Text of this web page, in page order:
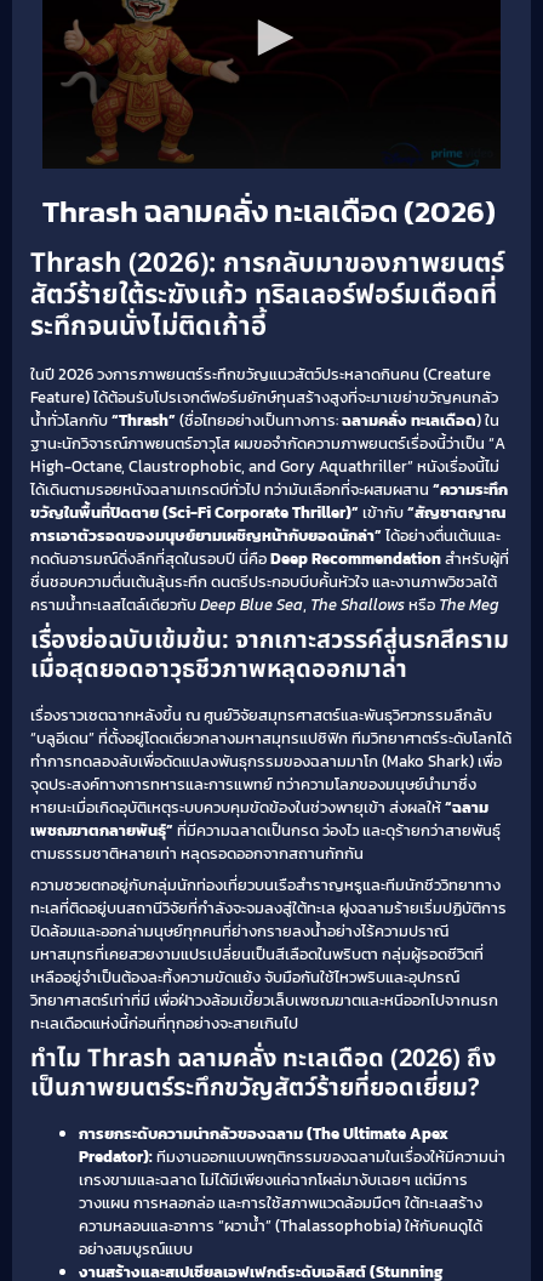
Thrash ฉลามคลั่ง ทะเลเดือด (2026)
Thrash (2026): การกลับมาของภาพยนตร์
สัตว์ร้ายใต้ระฆังแก้ว ทริลเลอร์ฟอร์มเดือดที่
ระทึกจนนั่งไม่ติดเก้าอี้
ในปี 2026 วงการภาพยนตร์ระทึกขวัญแนวสัตว์ประหลาดกินคน (Creature
Feature) ได้ต้อนรับโปรเจกต์ฟอร์มยักษ์ทุนสร้างสูงที่จะมาเขย่าขวัญคนกลัว
น้ำทั่วโลกกับ“Thrash”(ชื่อไทยอย่างเป็นทางการ:ฉลามคลั่ง ทะเลเดือด) ใน
ฐานะนักวิจารณ์ภาพยนตร์อาวุโส ผมขอจำกัดความภาพยนตร์เรื่องนี้ว่าเป็น “A
High-Octane, Claustrophobic, and Gory Aquathriller” หนังเรื่องนี้ไม่
ได้เดินตามรอยหนังฉลามเกรดบีทั่วไป ทว่ามันเลือกที่จะผสมผสาน “ความระทึก
ขวัญในพื้นที่ปิดตาย (Sci-Fi Corporate Thriller)”เข้ากับ“สัญชาตญาณ
การเอาตัวรอดของมนุษย์ยามเผชิญหน้ากับยอดนักล่า”ได้อย่างตื่นเต้นและ
กดดันอารมณ์ดิ่งลึกที่สุดในรอบปี นี่คือDeep Recommendationสำหรับผู้ที่
ชื่นชอบความตื่นเต้นลุ้นระทึก ดนตรีประกอบบีบคั้นหัวใจ และงานภาพวิชวลใต้
ครามน้ำทะเลสไตล์เดียวกับDeep Blue Sea, The Shallowsหรือ The Meg
เรื่องย่อฉบับเข้มข้น: จากเกาะสวรรค์สู่นรกสีคราม
เมื่อสุดยอดอาวุธชีวภาพหลุดออกมาล่า
เรื่องราวเซตฉากหลังขึ้น ณ ศูนย์วิจัยสมุทรศาสตร์และพันธุวิศวกรรมลึกลับ
“บลูอีเดน” ที่ตั้งอยู่โดดเดี่ยวกลางมหาสมุทรแปซิฟิก ทีมวิทยาศาตร์ระดับโลกได้
ทำการทดลองลับเพื่อดัดแปลงพันธุกรรมของฉลามมาโก (Mako Shark) เพื่อ
จุดประสงค์ทางการทหารและการแพทย์ ทว่าความโลภของมนุษย์นำมาซึ่ง
หายนะเมื่อเกิดอุบัติเหตุระบบควบคุมขัดข้องในช่วงพายุเข้า ส่งผลให้“ฉลาม
เพชฌฆาตกลายพันธุ์”ที่มีความฉลาดเป็นกรด ว่องไว และดุร้ายกว่าสายพันธุ์
ตามธรรมชาติหลายเท่า หลุดรอดออกจากสถานกักกัน
ความซวยตกอยู่กับกลุ่มนักท่องเที่ยวบนเรือสำราญหรูและทีมนักชีววิทยาทาง
ทะเลที่ติดอยู่บนสถานีวิจัยที่กำลังจะจมลงสู่ใต้ทะเล ฝูงฉลามร้ายเริ่มปฏิบัติการ
ปิดล้อมและออกล่ามนุษย์ทุกคนที่ย่างกรายลงน้ำอย่างไร้ความปราณี
มหาสมุทรที่เคยสวยงามแปรเปลี่ยนเป็นสีเลือดในพริบตา กลุ่มผู้รอดชีวิตที่
เหลืออยู่จำเป็นต้องละทิ้งความขัดแย้ง จับมือกันใช้ไหวพริบและอุปกรณ์
วิทยาศาสตร์เท่าที่มี เพื่อฝ่าวงล้อมเขี้ยวเล็บเพชฌฆาตและหนีออกไปจากนรก
ทะเลเดือดแห่งนี้ก่อนที่ทุกอย่างจะสายเกินไป
ทำไม Thrash ฉลามคลั่ง ทะเลเดือด (2026) ถึง
เป็นภาพยนตร์ระทึกขวัญสัตว์ร้ายที่ยอดเยี่ยม?
การยกระดับความน่ากลัวของฉลาม (The Ultimate Apex
Predator):ทีมงานออกแบบพฤติกรรมของฉลามในเรื่องให้มีความน่า
เกรงขามและฉลาด ไม่ได้มีเพียงแค่ฉากโผล่มางับเฉยๆ แต่มีการ
วางแผน การหลอกล่อ และการใช้สภาพแวดล้อมมืดๆ ใต้ทะเลสร้าง
ความหลอนและอาการ “ผวาน้ำ” (Thalassophobia) ให้กับคนดูได้
อย่างสมบูรณ์แบบ
งานสร้างและสเปเชียลเอฟเฟกต์ระดับเอลิสต์ (Stunning